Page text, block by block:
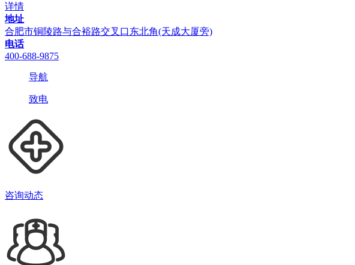
详情
地址
合肥市铜陵路与合裕路交叉口东北角(天成大厦旁)
电话
400-688-9875
导航
致电
咨询动态